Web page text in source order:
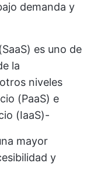
demanda y
es uno de
la
niveles
(PaaS) e
(IaaS)-
mayor
y